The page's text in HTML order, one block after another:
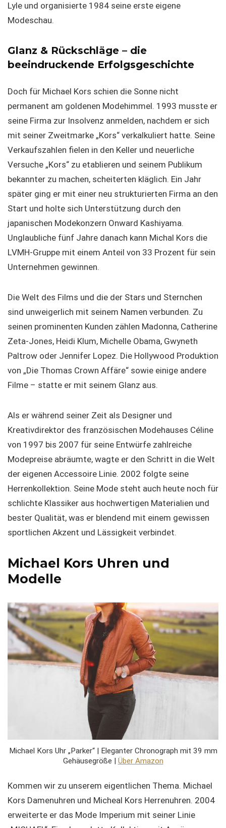
Lyle und organisierte 1984 seine erste eigene
Modeschau.
Glanz & Rückschläge – die
beeindruckende Erfolgsgeschichte
Doch für Michael Kors schien die Sonne nicht
permanent am goldenen Modehimmel. 1993 musste er
seine Firma zur Insolvenz anmelden, nachdem er sich
mit seiner Zweitmarke „Kors“ verkalkuliert hatte. Seine
Verkaufszahlen fielen in den Keller und neuerliche
Versuche „Kors“ zu etablieren und seinem Publikum
bekannter zu machen, scheiterten kläglich. Ein Jahr
später ging er mit einer neu strukturierten Firma an den
Start und holte sich Unterstützung durch den
japanischen Modekonzern Onward Kashiyama.
Unglaubliche fünf Jahre danach kann Michal Kors die
LVMH-Gruppe mit einem Anteil von 33 Prozent für sein
Unternehmen gewinnen.
Die Welt des Films und die der Stars und Sternchen
sind unweigerlich mit seinem Namen verbunden. Zu
seinen prominenten Kunden zählen Madonna, Catherine
Zeta-Jones, Heidi Klum, Michelle Obama, Gwyneth
Paltrow oder Jennifer Lopez. Die Hollywood Produktion
von „Die Thomas Crown Affäre“ sowie einige andere
Filme – statte er mit seinem Glanz aus.
Als er während seiner Zeit als Designer und
Kreativdirektor des französischen Modehauses Céline
von 1997 bis 2007 für seine Entwürfe zahlreiche
Modepreise abräumte, wagte er den Schritt in die Welt
der eigenen Accessoire Linie. 2002 folgte seine
Herrenkollektion. Seine Mode steht auch heute noch für
schlichte Klassiker aus hochwertigen Materialien und
bester Qualität, was er blendend mit einem gewissen
sportlichen Akzent und Lässigkeit verbindet.
Michael Kors Uhren und
Modelle
Michael Kors Uhr „Parker“ | Eleganter Chronograph mit 39 mm
Gehäusegröße | Über Amazon
Kommen wir zu unserem eigentlichen Thema. Michael
Kors Damenuhren und Micheal Kors Herrenuhren. 2004
erweiterte er das Mode Imperium mit seiner Linie